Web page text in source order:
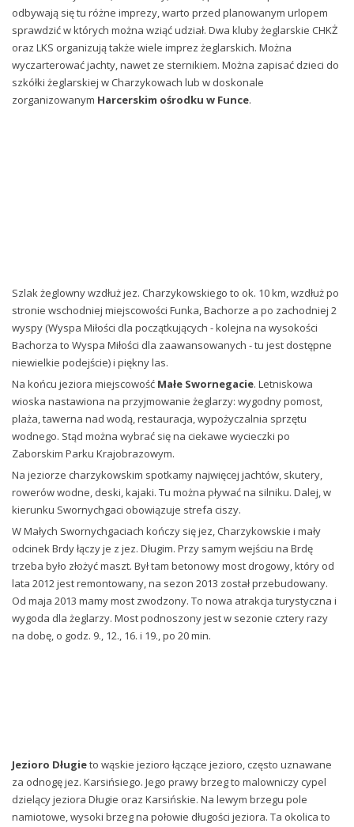
odbywają się tu różne imprezy, warto przed planowanym urlopem
sprawdzić w których można wziąć udział. Dwa kluby żeglarskie CHKŻ
oraz LKS organizują także wiele imprez żeglarskich. Można
wyczarterować jachty, nawet ze sternikiem. Można zapisać dzieci do
szkółki żeglarskiej w Charzykowach lub w doskonale
zorganizowanym Harcerskim ośrodku w Funce.
Szlak żeglowny wzdłuż jez. Charzykowskiego to ok. 10 km, wzdłuż po
stronie wschodniej miejscowości Funka, Bachorze a po zachodniej 2
wyspy (Wyspa Miłości dla początkujących - kolejna na wysokości
Bachorza to Wyspa Miłości dla zaawansowanych - tu jest dostępne
niewielkie podejście) i piękny las.
Na końcu jeziora miejscowość Małe Swornegacie. Letniskowa
wioska nastawiona na przyjmowanie żeglarzy: wygodny pomost,
plaża, tawerna nad wodą, restauracja, wypożyczalnia sprzętu
wodnego. Stąd można wybrać się na ciekawe wycieczki po
Zaborskim Parku Krajobrazowym.
Na jeziorze charzykowskim spotkamy najwięcej jachtów, skutery,
rowerów wodne, deski, kajaki. Tu można pływać na silniku. Dalej, w
kierunku Swornychgaci obowiązuje strefa ciszy.
W Małych Swornychgaciach kończy się jez, Charzykowskie i mały
odcinek Brdy łączy je z jez. Długim. Przy samym wejściu na Brdę
trzeba było złożyć maszt. Byłtam betonowy most drogowy, który od
lata 2012 jest remontowany, na sezon 2013 został przebudowany.
Od maja 2013 mamy most zwodzony. To nowa atrakcja turystyczna i
wygoda dla żeglarzy. Most podnoszony jest w sezonie cztery razy
na dobę, o godz. 9., 12., 16. i 19., po 20 min.
Jezioro Długieto wąskie jezioro łączące jezioro, często uznawane
za odnogę jez. Karsińsiego. Jego prawy brzeg to malowniczy cypel
dzielący jeziora Długie oraz Karsińskie. Na lewym brzegu pole
namiotowe, wysoki brzeg na połowie długości jeziora. Ta okolica to